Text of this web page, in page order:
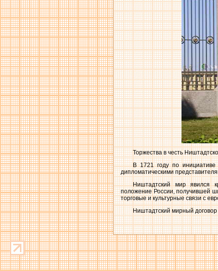
Торжества в честь
В 1721 году по
дипломатическими
Ништадтский мир явился
положение России, получившей
торговые и культурные связи с
Ништадтский мирный